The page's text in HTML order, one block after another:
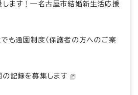
します！―名古屋市結婚新生活応援
も通園制度（保護者の方へのご案
記録を募集します